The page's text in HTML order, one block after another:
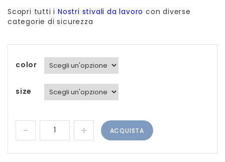
Scopri tutti iNostri stivali da lavoro con diverse
categorie di sicurezza
color
size
ACQUISTA